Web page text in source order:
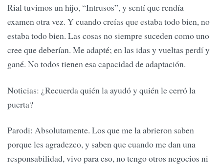
Rial tuvimos un hijo, “Intrusos”, y sentí que rendía
examen otra vez. Y cuando creías que estaba todo bien, no
estaba todo bien. Las cosas no siempre suceden como uno
cree que deberían. Me adapté; en las idas y vueltas perdí y
gané. No todos tienen esa capacidad de adaptación.
Noticias: ¿Recuerda quién la ayudó y quién le cerró la
puerta?
Parodi: Absolutamente. Los que me la abrieron saben
porque les agradezco, y saben que cuando me dan una
responsabilidad, vivo para eso, no tengo otros negocios ni